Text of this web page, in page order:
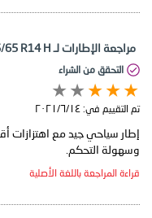
مراجعة الإطارات لـ Dunlop SP SPORT LM705 185/65 R14 H
التحقق من الشراء
تم التقييم في: ١٤‏/٦‏/٢٠٢١
إطار سياحي جيد مع اهتزازات
وسهولة التحكم.
قراءة المراجعة باللغة الأصلية